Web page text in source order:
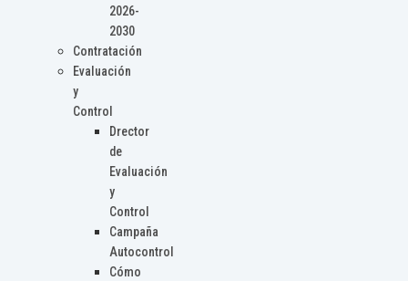
2026-
2030
Contratación
Evaluación
y
Control
Drector
de
Evaluación
y
Control
Campaña
Autocontrol
Cómo